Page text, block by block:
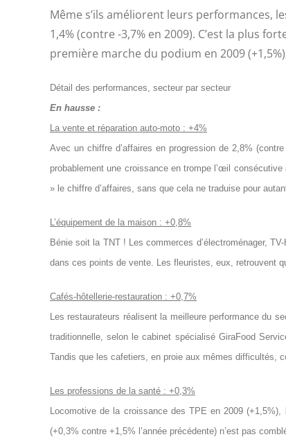
Même s’ils améliorent leurs performances,
1,4% (contre -3,7% en 2009). C’est la plus
première marche du podium en 2009
Détail des performances, secteur par secteur
En hausse :
La vente et réparation auto-moto : +4%
Avec un chiffre d’affaires en progression de 2,8%
probablement une croissance en trompe l’œil
» le chiffre d’affaires, sans que cela ne traduise pour
L’équipement de la maison : +0,8%
Bénie soit la TNT ! Les commerces d’électroménager,
dans ces points de vente. Les fleuristes, eux, retrouvent
Cafés-hôtellerie-restauration : +0,7%
Les restaurateurs réalisent la meilleure performance du
traditionnelle, selon le cabinet spécialisé GiraFood
Tandis que les cafetiers, en proie aux mêmes difficultés,
Les professions de la santé : +0,3%
Locomotive de la croissance des TPE en 2009
(+0,3% contre +1,5% l’année précédente) n’est pas